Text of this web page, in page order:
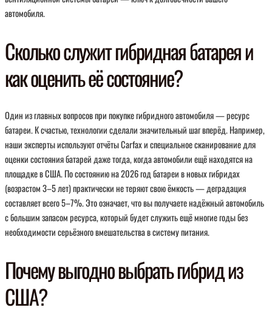
автомобиля.
Сколько служит гибридная батарея и
как оценить её состояние?
Один из главных вопросов при покупке гибридного автомобиля — ресурс
батареи. К счастью, технологии сделали значительный шаг вперёд. Например,
наши эксперты используют отчёты Carfax и специальное сканирование для
оценки состояния батарей даже тогда, когда автомобили ещё находятся на
площадке в США. По состоянию на 2026 год батареи в новых гибридах
(возрастом 3–5 лет) практически не теряют свою ёмкость — деградация
составляет всего 5–7%. Это означает, что вы получаете надёжный автомобиль
с большим запасом ресурса, который будет служить ещё многие годы без
необходимости серьёзного вмешательства в систему питания.
Почему выгодно выбрать гибрид из
США?